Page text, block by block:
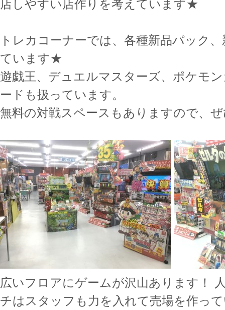
店しやすい店作りを考えています★
トレカコーナーでは、各種新品パック
ています★
遊戯王、デュエルマスターズ、ポケモ
ードも扱っています。
無料の対戦スペースもありますので、
広いフロアにゲームが沢山あります！
チはスタッフも力を入れて売場を作っ